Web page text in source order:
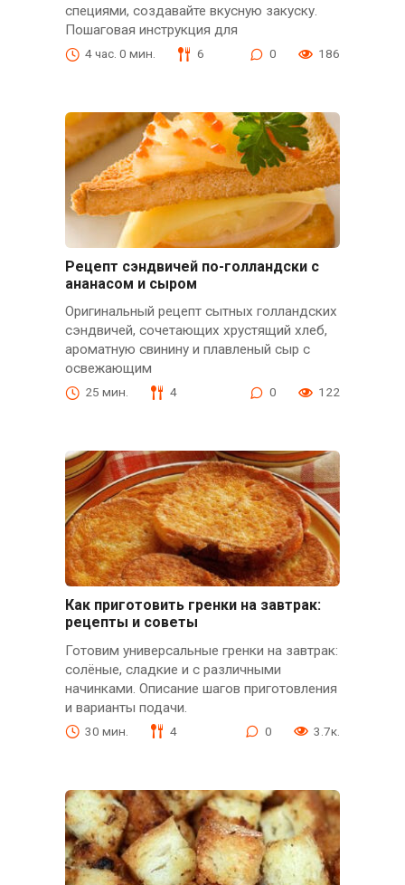
специями, создавайте вкусную закуску.
Пошаговая инструкция для
4 час. 0 мин. 6 0 186
Рецепт сэндвичей по-голландски с
ананасом и сыром
Оригинальный рецепт сытных голландских
сэндвичей, сочетающих хрустящий хлеб,
ароматную свинину и плавленый сыр с
освежающим
25 мин. 4 0 122
Как приготовить гренки на завтрак:
рецепты и советы
Готовим универсальные гренки на завтрак:
солёные, сладкие и с различными
начинками. Описание шагов приготовления
и варианты подачи.
30 мин. 4 0 3.7к.